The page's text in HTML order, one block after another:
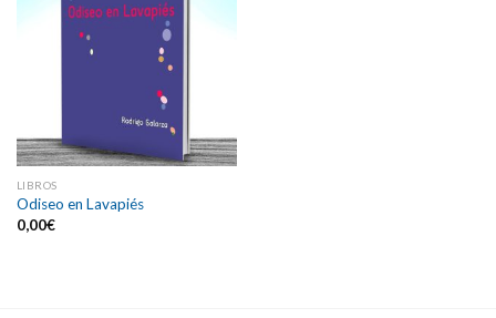
LIBROS
Odiseo en Lavapiés
0,00€